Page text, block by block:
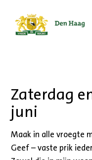
Ga
Zaterdag
juni
Maak in alle vroegte
Geef – vaste prik